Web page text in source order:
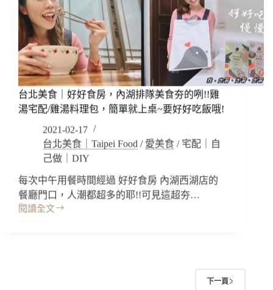
愈
涮
嘴!!
臭
豆
腐
批
發
商
腐
鴨
血
台北美食｜好好食房，內湖排隊美食夯的咧!!雞
湯宅配/雞湯料理包，簡單就上桌~要好好吃飯哦!
2021-02-17
台北美食｜Taipei Food / 愛美食 / 宅配｜自
己做｜DIY
每次中午用餐時間經過 好好食房 內湖西湖店的
餐廳門口，人潮都超多的耶!!可見這超夯…
閱讀全文
台
下一頁